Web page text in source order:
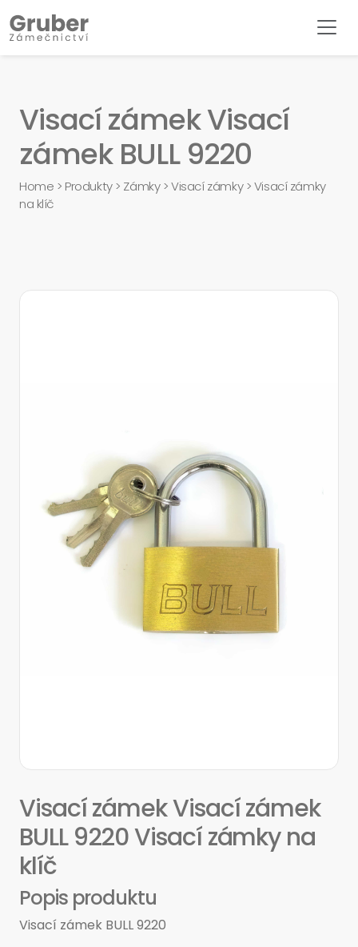
Visací zámek Visací
zámek BULL 9220
Home > Produkty> Zámky>Visací zámky>Visací zámky
na klíč
Visací zámek Visací zámek
BULL 9220 Visací zámky na
klíč
Popis produktu
Visací zámek BULL 9220